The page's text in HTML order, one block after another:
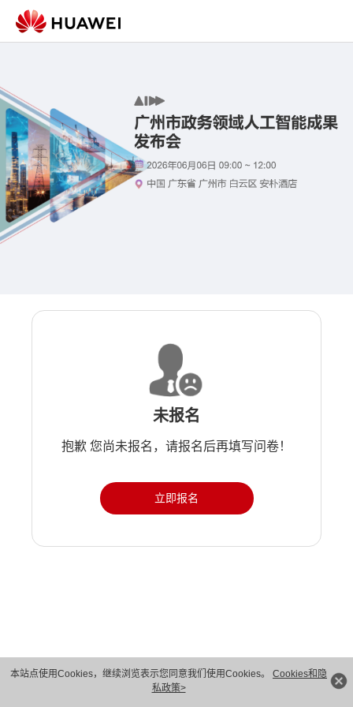
本站点使用Cookies，继续浏览表示您同意我们使用Cookies。 Cookies和隐
私政策>
未报名
抱歉 您尚未报名，请报名后再填写问卷！
立即报名
版权所有 © 华为技术有限公司 1998-2026。 保留一切权利。粤A2-20044005号
隐私保护
法律声明